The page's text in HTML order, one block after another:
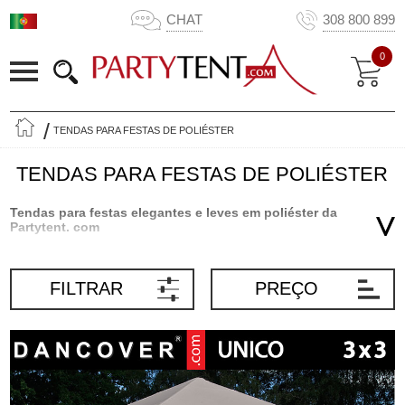
CHAT 308 800 899
0
TENDAS PARA FESTAS DE POLIÉSTER
TENDAS PARA FESTAS DE POLIÉSTER
Tendas para festas elegantes e leves em poliéster da
Partytent. com
festas numa versão nova, mais elegante e colorida. As nossas
tendas para festas tradicionais em PVC branco ou PE ainda são
pense no que vai acontecer se a tenda para festas for vermelho
brilhante, preto ou verde. As tendas para festas de poliéster
coloridas são uma combinação inovadora e nova de materiais
conhecidos e comprovados. As bonitas tendas para festas de
FILTRAR PREÇO